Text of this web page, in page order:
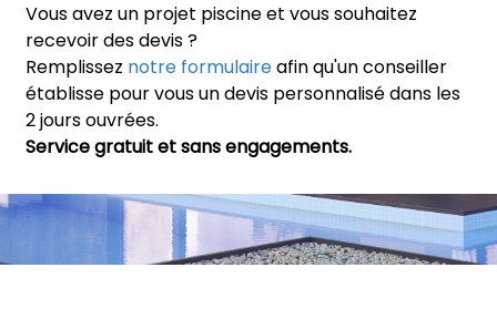
Vous avez un projet piscine et vous souhaitez
recevoir des devis ?
Remplissez notre formulaireafin qu'un conseiller
établisse pour vous un devis personnalisé dans les
2 jours ouvrées.
Service gratuit et sans engagements.